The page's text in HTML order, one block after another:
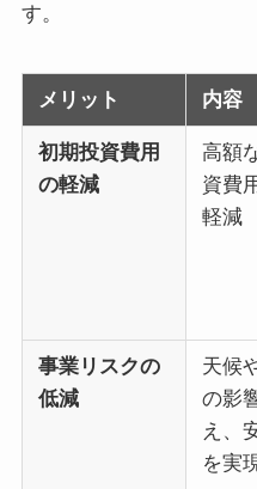
す。
メリット 内容
初期投資費用
の軽減
高額
資費
軽減
事業リスクの
低減
天候
の影
え、
を実